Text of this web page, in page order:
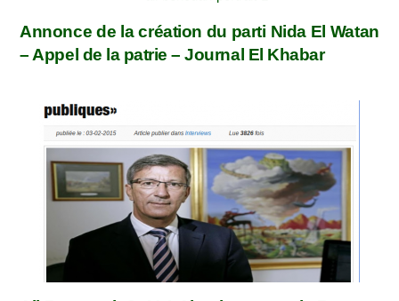
Annonce de la création du parti Nida El Watan
– Appel de la patrie – Journal El Khabar